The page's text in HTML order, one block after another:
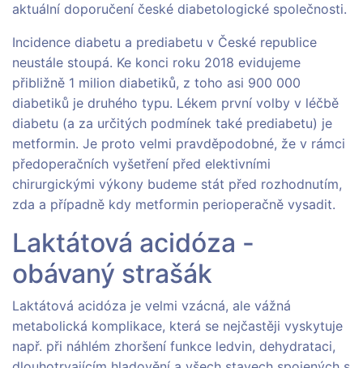
aktuální doporučení české diabetologické společnosti.
Incidence diabetu a prediabetu v České republice
neustále stoupá. Ke konci roku 2018 evidujeme
přibližně 1 milion diabetiků, z toho asi 900 000
diabetiků je druhého typu. Lékem první volby v léčbě
diabetu (a za určitých podmínek také prediabetu) je
metformin. Je proto velmi pravděpodobné, že v rámci
předoperačních vyšetření před elektivními
chirurgickými výkony budeme stát před rozhodnutím,
zda a případně kdy metformin perioperačně vysadit.
Laktátová acidóza -
obávaný strašák
Laktátová acidóza je velmi vzácná, ale vážná
metabolická komplikace, která se nejčastěji vyskytuje
např. při náhlém zhoršení funkce ledvin, dehydrataci,